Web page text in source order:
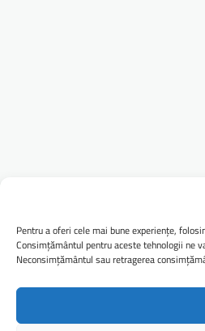
Pentru a oferi cele mai bune experiențe,
Consimțământul pentru aceste tehnologii ne
Neconsimțământul sau retragerea